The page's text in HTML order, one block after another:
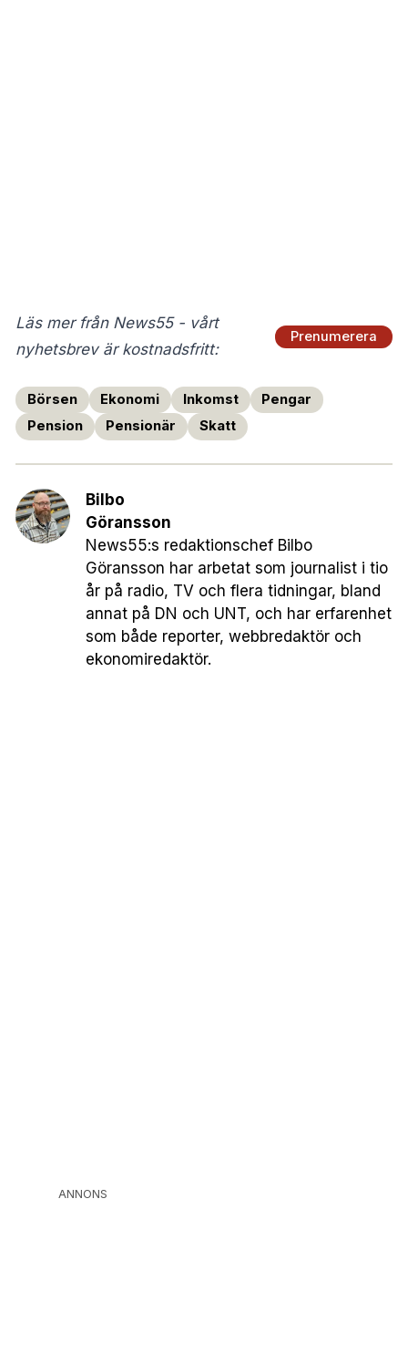
Läs mer från News55 - vårt
nyhetsbrev är kostnadsfritt:
Prenumerera
Börsen Ekonomi Inkomst
Pengar
Pension
Pensionär Skatt
Bilbo
Göransson
News55:s redaktionschef Bilbo
Göransson har arbetat som journalist i tio
år på radio, TV och flera tidningar, bland
annat på DN och UNT, och har erfarenhet
som både reporter, webbredaktör och
ekonomiredaktör.
ANNONS